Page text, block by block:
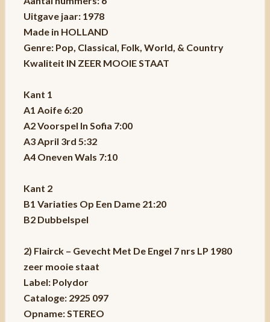
Uitgave jaar: 1978
Made in HOLLAND
Genre: Pop, Classical, Folk, World, & Country
Kwaliteit IN ZEER MOOIE STAAT
Kant 1
A1 Aoife 6:20
A2 Voorspel In Sofia 7:00
A3 April 3rd 5:32
A4 Oneven Wals 7:10
Kant 2
B1 Variaties Op Een Dame 21:20
B2 Dubbelspel
2) Flairck – Gevecht Met De Engel 7 nrs LP 1980
zeer mooie staat
Label: Polydor
Cataloge: 2925 097
Opname: STEREO